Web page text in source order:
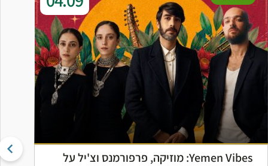
Yemen Vibes: מוזיקה, פרפורמנס וצ'יל על